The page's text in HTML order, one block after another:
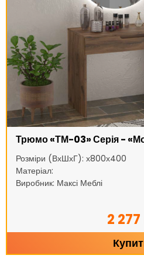
Трюмо «ТМ-03» Серія -
Розміри (ВхШхГ): х800х400
Матеріал:
Виробник: Максі Меблі
2 277